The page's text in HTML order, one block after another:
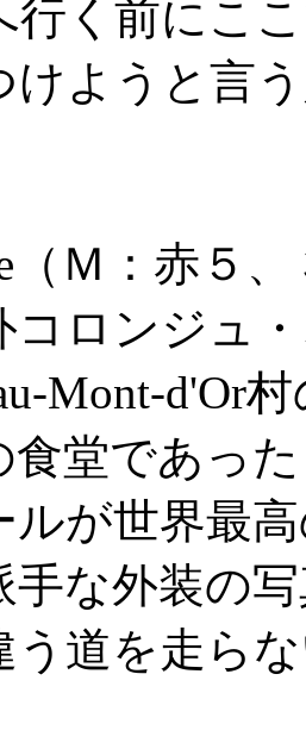
行く前にこ
けようと言
（Ｍ：赤５
コロンジュ
Mont-d'Or
食堂であっ
ルが世界最
手な外装の
う道を走ら